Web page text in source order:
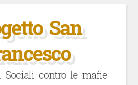
San
Sociali contro le mafie